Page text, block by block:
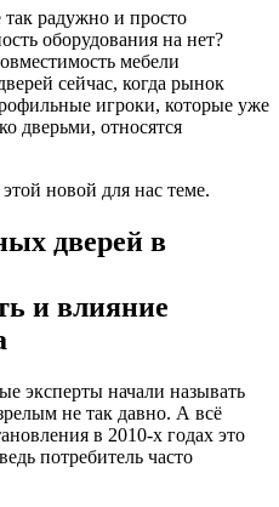
радужно и просто
оборудования на нет?
мебели
сейчас, когда рынок
игроки, которые уже
дверьми, относятся
новой для нас теме.
дверей в
и влияние
эксперты начали называть
не так давно. А всё
в 2010‑х годах это
потребитель часто